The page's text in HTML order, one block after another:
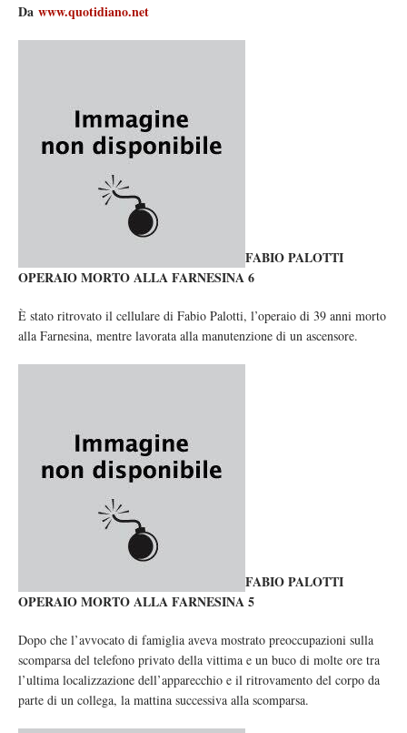
Da www.quotidiano.net
FABIO PALOTTI
OPERAIO MORTO ALLA FARNESINA 6
È stato ritrovato il cellulare di Fabio Palotti, l’operaio di 39 anni morto
alla Farnesina, mentre lavorata alla manutenzione di un ascensore.
FABIO PALOTTI
OPERAIO MORTO ALLA FARNESINA 5
Dopo che l’avvocato di famiglia aveva mostrato preoccupazioni sulla
scomparsa del telefono privato della vittima e un buco di molte ore tra
l’ultima localizzazione dell’apparecchio e il ritrovamento del corpo da
parte di un collega, la mattina successiva alla scomparsa.